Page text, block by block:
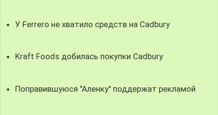
У Ferrero не хватило средств на Cadbury
Kraft Foods добилась покупки Cadbury
Поправившуюся "Аленку" поддержат рекламой